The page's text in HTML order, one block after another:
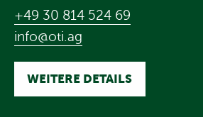
+49 30 814 524 69
info@oti.ag
WEITERE DETAILS